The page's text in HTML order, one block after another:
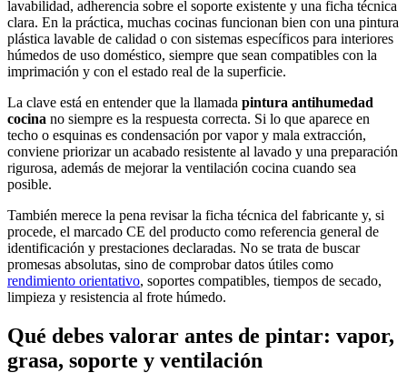
lavabilidad, adherencia sobre el soporte existente y una ficha técnica
clara. En la práctica, muchas cocinas funcionan bien con una pintura
plástica lavable de calidad o con sistemas específicos para interiores
húmedos de uso doméstico, siempre que sean compatibles con la
imprimación y con el estado real de la superficie.
La clave está en entender que la llamada pintura antihumedad
cocina no siempre es la respuesta correcta. Si lo que aparece en
techo o esquinas es condensación por vapor y mala extracción,
conviene priorizar un acabado resistente al lavado y una preparación
rigurosa, además de mejorar la ventilación cocina cuando sea
posible.
También merece la pena revisar la ficha técnica del fabricante y, si
procede, el marcado CE del producto como referencia general de
identificación y prestaciones declaradas. No se trata de buscar
promesas absolutas, sino de comprobar datos útiles como
rendimiento orientativo, soportes compatibles, tiempos de secado,
limpieza y resistencia al frote húmedo.
Qué debes valorar antes de pintar: vapor,
grasa, soporte y ventilación